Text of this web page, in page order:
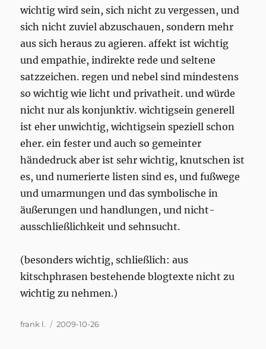
wichtig wird sein, sich nicht zu vergessen, und
sich nicht zuviel abzuschauen, sondern mehr
aus sich heraus zu agieren. affekt ist wichtig
und empathie, indirekte rede und seltene
satzzeichen. regen und nebel sind mindestens
so wichtig wie licht und privatheit. und würde
nicht nur als konjunktiv. wichtigsein generell
ist eher unwichtig, wichtigsein speziell schon
eher. ein fester und auch so gemeinter
händedruck aber ist sehr wichtig, knutschen ist
es, und numerierte listen sind es, und fußwege
und umarmungen und das symbolische in
äußerungen und handlungen, und nicht-
ausschließlichkeit und sehnsucht.
(besonders wichtig, schließlich: aus
kitschphrasen bestehende blogtexte nicht zu
wichtig zu nehmen.)
Author
frank l.
Posted
2009-10-26